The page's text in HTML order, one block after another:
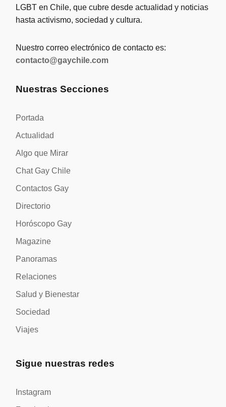
LGBT en Chile, que cubre desde actualidad y noticias
hasta activismo, sociedad y cultura.
Nuestro correo electrónico de contacto es:
contacto@gaychile.com
Nuestras Secciones
Portada
Actualidad
Algo que Mirar
Chat Gay Chile
Contactos Gay
Directorio
Horóscopo Gay
Magazine
Panoramas
Relaciones
Salud y Bienestar
Sociedad
Viajes
Sigue nuestras redes
Instagram